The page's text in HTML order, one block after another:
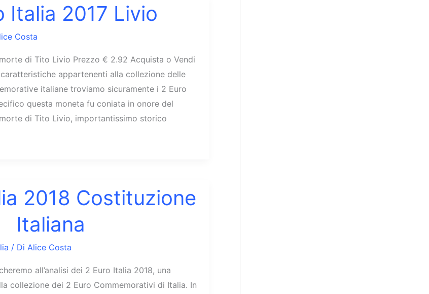
Italia 2017 Livio
Costa
di Tito Livio Prezzo € 2.92 Acquista o Vendi
caratteristiche appartenenti alla collezione delle
italiane troviamo sicuramente i 2 Euro
questa moneta fu coniata in onore del
di Tito Livio, importantissimo storico
2018 Costituzione
Italiana
/ Di Alice Costa
all’analisi dei 2 Euro Italia 2018, una
collezione dei 2 Euro Commemorativi di Italia. In